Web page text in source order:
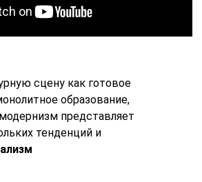
сцену как готовое
образование,
представляет
тенденций и